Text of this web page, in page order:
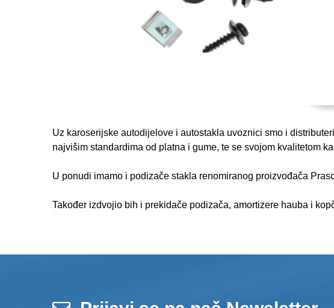
Uz karoserijske autodijelove i autostakla uvoznici smo i
najvišim standardima od platna i gume, te se svojom kvalitetom
U ponudi imamo i podizače stakla renomiranog proizvođača
Također izdvojio bih i prekidače podizača, amortizere hauba i